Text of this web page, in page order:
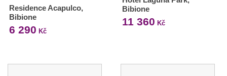
Residence Acapulco,
Bibione
6 290 Kč
Bibione
11 360 Kč